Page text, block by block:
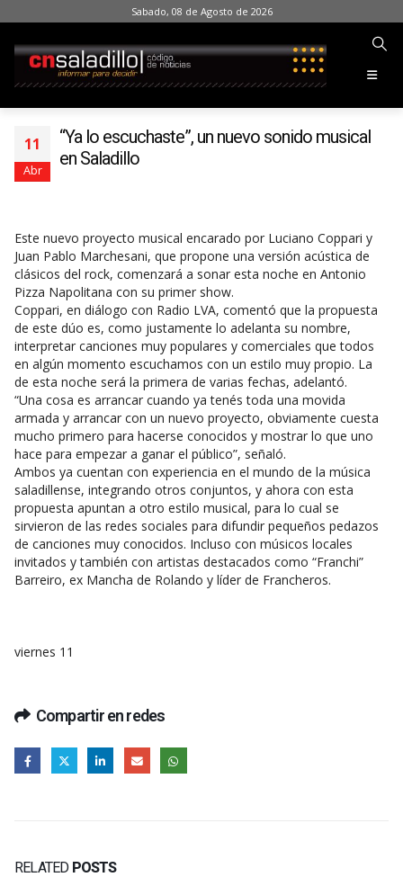
Sabado, 08 de Agosto de 2026
11
Abr
“Ya lo escuchaste”, un nuevo sonido musical
en Saladillo
Este nuevo proyecto musical encarado por Luciano Coppari y
Juan Pablo Marchesani, que propone una versión acústica de
clásicos del rock, comenzará a sonar esta noche en Antonio
Pizza Napolitana con su primer show.
Coppari, en diálogo con Radio LVA, comentó que la propuesta
de este dúo es, como justamente lo adelanta su nombre,
interpretar canciones muy populares y comerciales que todos
en algún momento escuchamos con un estilo muy propio. La
de esta noche será la primera de varias fechas, adelantó.
“Una cosa es arrancar cuando ya tenés toda una movida
armada y arrancar con un nuevo proyecto, obviamente cuesta
mucho primero para hacerse conocidos y mostrar lo que uno
hace para empezar a ganar el público”, señaló.
Ambos ya cuentan con experiencia en el mundo de la música
saladillense, integrando otros conjuntos, y ahora con esta
propuesta apuntan a otro estilo musical, para lo cual se
sirvieron de las redes sociales para difundir pequeños pedazos
de canciones muy conocidos. Incluso con músicos locales
invitados y también con artistas destacados como “Franchi”
Barreiro, ex Mancha de Rolando y líder de Francheros.
viernes 11
Compartir en redes
RELATED POSTS